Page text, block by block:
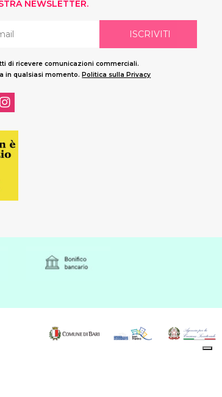
NEWSLETTER.
ISCRIVITI
di ricevere comunicazioni commerciali.
in qualsiasi momento.Politica sulla Privacy